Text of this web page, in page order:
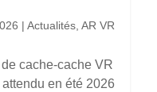
|Actualités ,AR VR
cache-cache VR
en été 2026